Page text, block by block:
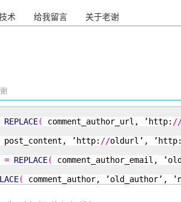
术 给我留言 关于老谢
REPLACE( comment_author_url , ’http:
post_content , ’http: //oldurl’ , ’http:
= REPLACE( comment_author_email , ’old
( comment_author, ’old_author’ ,